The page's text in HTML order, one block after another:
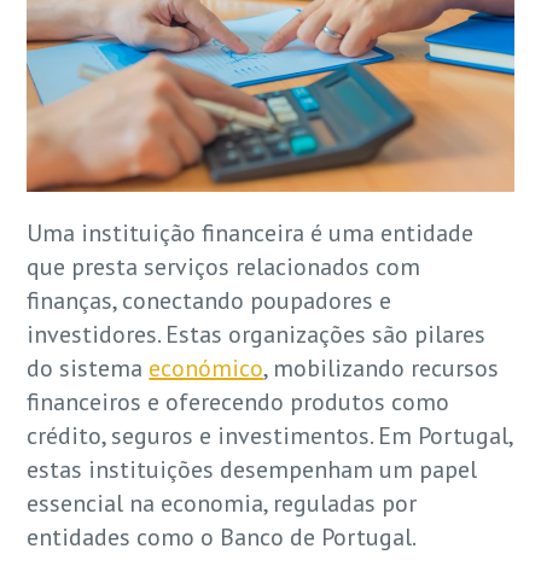
Uma instituição financeira é uma entidade
que presta serviços relacionados com
finanças, conectando poupadores e
investidores. Estas organizações são pilares
do sistema económico, mobilizando recursos
financeiros e oferecendo produtos como
crédito, seguros e investimentos. Em Portugal,
estas instituições desempenham um papel
essencial na economia, reguladas por
entidades como o Banco de Portugal.